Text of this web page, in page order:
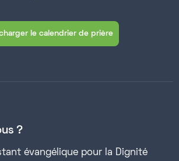
le calendrier de prière
?
évangélique pour la Dignité